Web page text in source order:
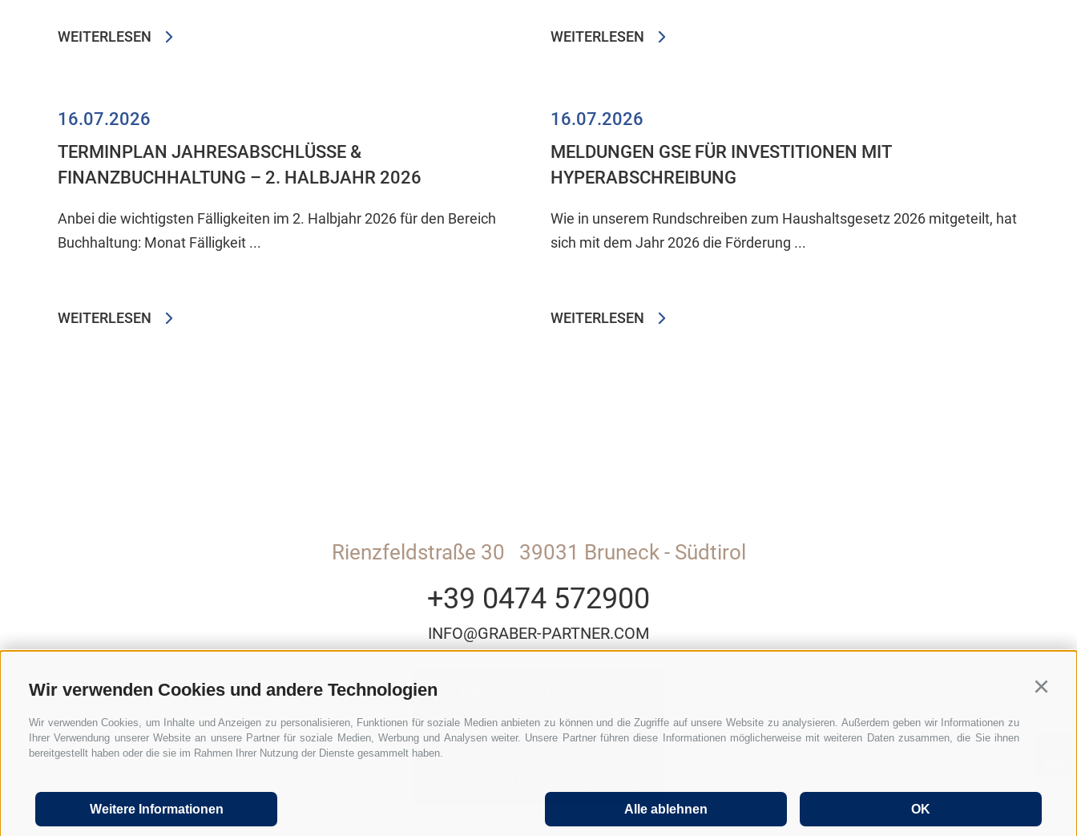
Wir verwenden Cookies und andere Technologien
Wir verwenden Cookies, um Inhalte und Anzeigen zu personalisieren, Funktionen für soziale Medien anbieten zu können und die Zugriffe auf unsere Website zu analysieren. Außerdem geben wir Informationen zu
Ihrer Verwendung unserer Website an unsere Partner für soziale Medien, Werbung und Analysen weiter. Unsere Partner führen diese Informationen möglicherweise mit weiteren Daten zusammen, die Sie ihnen
bereitgestellt haben oder die sie im Rahmen Ihrer Nutzung der Dienste gesammelt haben.
OK
Alle ablehnen
Weitere Informationen
WEITERLESEN WEITERLESEN
16.07.2026
TERMINPLAN JAHRESABSCHLÜSSE &
FINANZBUCHHALTUNG – 2. HALBJAHR 2026
Anbei die wichtigsten Fälligkeiten im 2. Halbjahr 2026 für den Bereich
Buchhaltung: Monat Fälligkeit ...
WEITERLESEN
16.07.2026
MELDUNGEN GSE FÜR INVESTITIONEN MIT
HYPERABSCHREIBUNG
Wie in unserem Rundschreiben zum Haushaltsgesetz 2026 mitgeteilt, hat
sich mit dem Jahr 2026 die Förderung ...
WEITERLESEN
Rienzfeldstraße 30 39031 Bruneck - Südtirol
+39 0474 572900
INFO@GRABER-PARTNER.COM
GEDI CENTER – 3. STOCK
Hi, I'm Graber & Partner's
digital chatbot. Just ask me